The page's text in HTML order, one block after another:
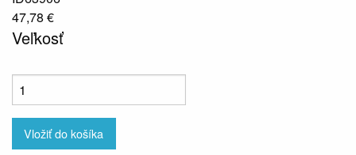
47,78 €
Veľkosť
Vložiť do košíka